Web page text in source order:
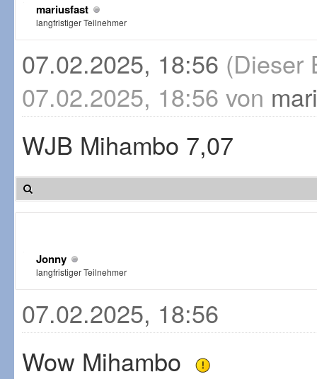
mariusfast
langfristiger Teilnehmer
07.02.2025, 18:56 (Dieser
07.02.2025, 18:56 von
WJB Mihambo 7,07
Jonny
langfristiger Teilnehmer
07.02.2025, 18:56
Wow Mihambo